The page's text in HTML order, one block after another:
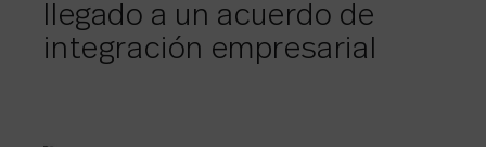
llegado a un acuerdo de
integración empresarial